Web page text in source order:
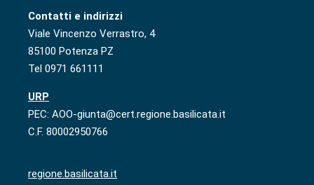
Contatti e indirizzi
Viale Vincenzo Verrastro, 4
85100 Potenza PZ
Tel 0971 661111
URP
PEC: AOO-giunta@cert.regione.basilicata.it
C.F. 80002950766
regione.basilicata.it